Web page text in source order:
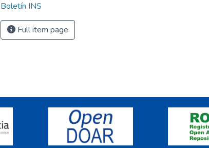
Boletín INS
Full item page